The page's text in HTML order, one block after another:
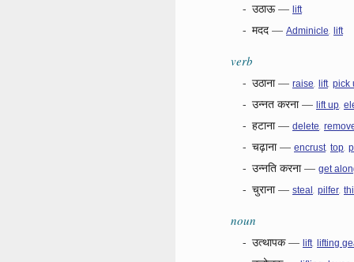
- उठाऊ— lift
- मदद — Adminicle, lift
verb
- उठाना— raise, lift, pick
- उन्नत करना— lift up,
- हटाना— delete,
- चढ़ाना— encrust, top,
- उन्नति करना— get
- चुराना— steal , pilfer,
noun
- उत्थापक— lift, lifting